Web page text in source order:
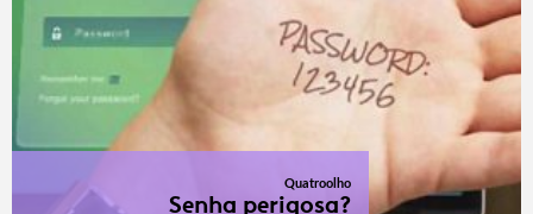
Quatroolho
Senha perigosa?